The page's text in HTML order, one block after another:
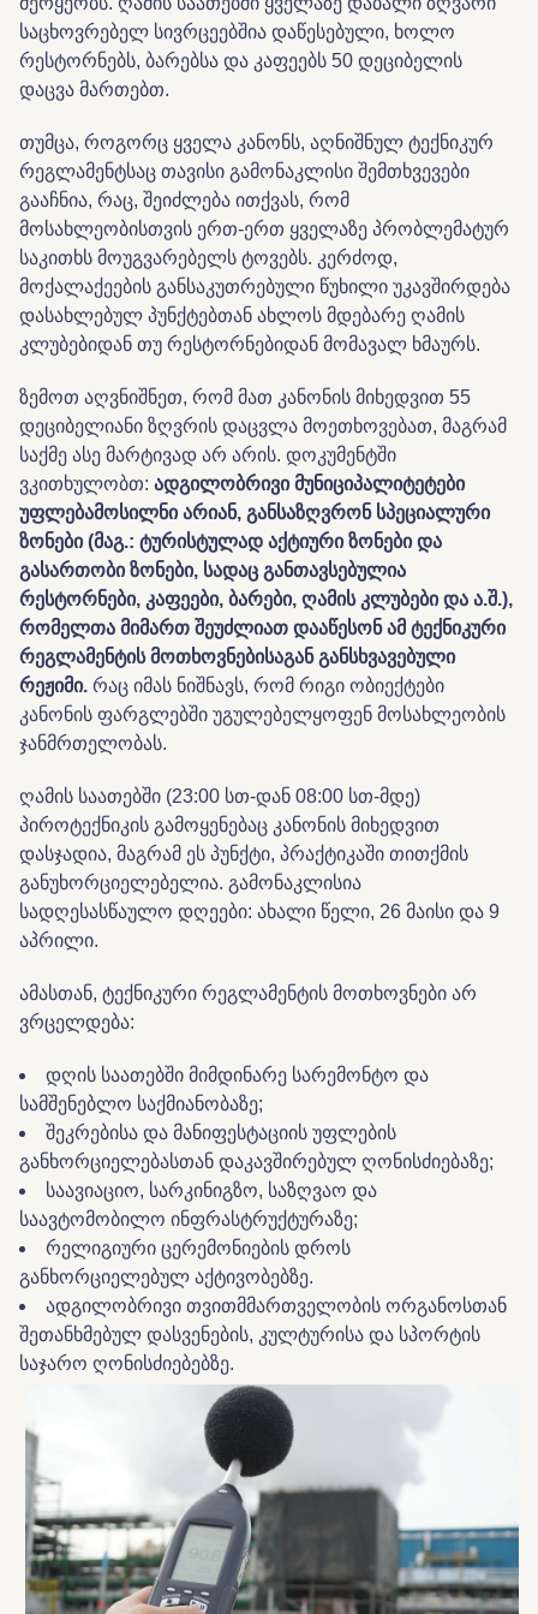
საცხოვრებელ სივრცეებშია დაწესებული, ხოლო
რესტორნებს, ბარებსა და კაფეებს 50 დეციბელის
დაცვა მართებთ.
თუმცა, როგორც ყველა კანონს, აღნიშნულ ტექნიკურ
რეგლამენტსაც თავისი გამონაკლისი შემთხვევები
გააჩნია, რაც, შეიძლება ითქვას, რომ
მოსახლეობისთვის ერთ-ერთ ყველაზე პრობლემატურ
საკითხს მოუგვარებელს ტოვებს. კერძოდ,
მოქალაქეების განსაკუთრებული წუხილი უკავშირდება
დასახლებულ პუნქტებთან ახლოს მდებარე ღამის
კლუბებიდან თუ რესტორნებიდან მომავალ ხმაურს.
ზემოთ აღვნიშნეთ, რომ მათ კანონის მიხედვით 55
დეციბელიანი ზღვრის დაცვლა მოეთხოვებათ, მაგრამ
საქმე ასე მარტივად არ არის. დოკუმენტში
ვკითხულობთ: ადგილობრივი მუნიციპალიტეტები
უფლებამოსილნი არიან, განსაზღვრონ სპეციალური
ზონები (მაგ.: ტურისტულად აქტიური ზონები და
გასართობი ზონები, სადაც განთავსებულია
რესტორნები, კაფეები, ბარები, ღამის კლუბები და ა.შ.),
რომელთა მიმართ შეუძლიათ დააწესონ ამ ტექნიკური
რეგლამენტის მოთხოვნებისაგან განსხვავებული
რეჟიმი. რაც იმას ნიშნავს, რომ რიგი ობიექტები
კანონის ფარგლებში უგულებელყოფენ მოსახლეობის
ჯანმრთელობას.
ღამის საათებში (23:00 სთ-დან 08:00 სთ-მდე)
პიროტექნიკის გამოყენებაც კანონის მიხედვით
დასჯადია, მაგრამ ეს პუნქტი, პრაქტიკაში თითქმის
განუხორციელებელია. გამონაკლისია
სადღესასწაულო დღეები: ახალი წელი, 26 მაისი და 9
აპრილი.
ამასთან, ტექნიკური რეგლამენტის მოთხოვნები არ
ვრცელდება:
დღის საათებში მიმდინარე სარემონტო და
სამშენებლო საქმიანობაზე;
შეკრებისა და მანიფესტაციის უფლების
განხორციელებასთან დაკავშირებულ ღონისძიებაზე;
საავიაციო, სარკინიგზო, საზღვაო და
საავტომობილო ინფრასტრუქტურაზე;
რელიგიური ცერემონიების დროს
განხორციელებულ აქტივობებზე.
ადგილობრივი თვითმმართველობის ორგანოსთან
შეთანხმებულ დასვენების, კულტურისა და სპორტის
საჯარო ღონისძიებებზე.